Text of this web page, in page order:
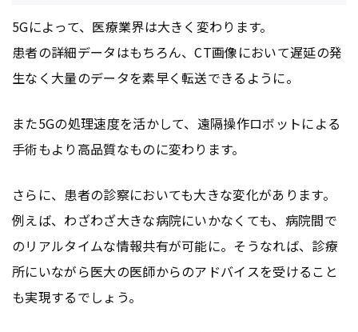
5Gによって、医療業界は大きく変わります。
患者の詳細データはもちろん、CT画像において遅延の発
生なく大量のデータを素早く転送できるように。
また5Gの処理速度を活かして、遠隔操作ロボットによる
手術もより高品質なものに変わります。
さらに、患者の診察においても大きな変化があります。
例えば、わざわざ大きな病院にいかなくても、病院間で
のリアルタイムな情報共有が可能に。そうなれば、診療
所にいながら医大の医師からのアドバイスを受けること
も実現するでしょう。